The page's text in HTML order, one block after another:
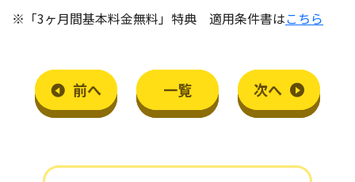
※「3ヶ月間基本料金無料」特典 適用条件書はこちら
前へ 一覧 次へ